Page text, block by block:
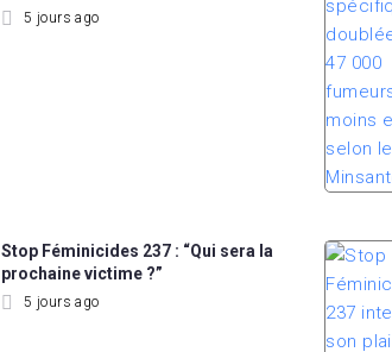
5 jours ago
Stop Féminicides 237 : “Qui sera la
prochaine victime ?”
5 jours ago